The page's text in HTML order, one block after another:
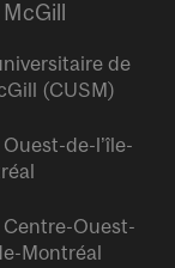
de
(CUSM)
de-l’île-
Centre-Ouest-
Montréal